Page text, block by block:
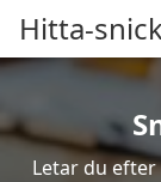
Hitta-
Letar du